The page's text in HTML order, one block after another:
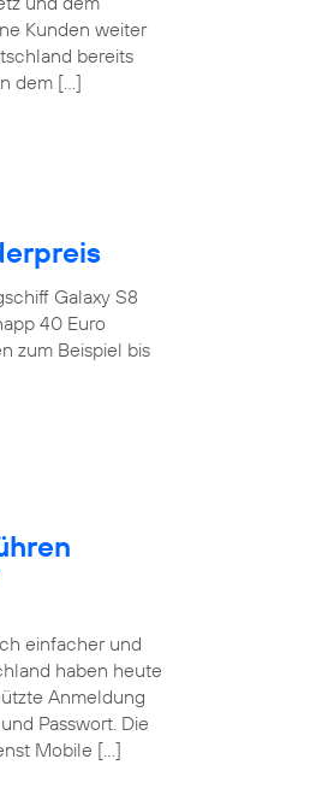
Kunden weiter
bereits
dem […]
Galaxy S8
40 Euro
zum Beispiel bis
einfacher und
haben heute
Anmeldung
Passwort. Die
Mobile […]